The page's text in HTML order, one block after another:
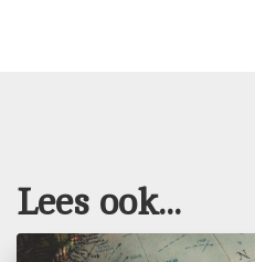
Lees ook...